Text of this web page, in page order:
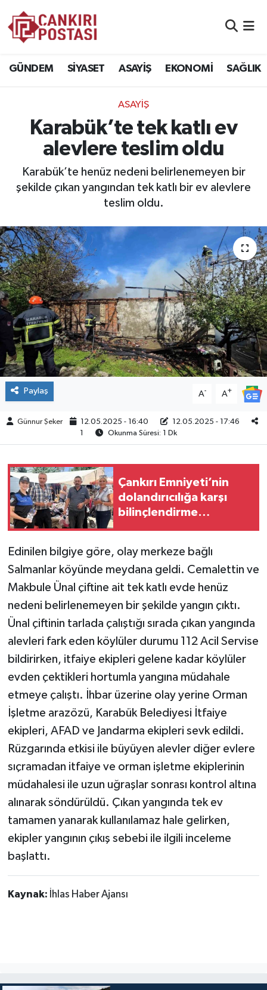
GÜNDEM SİYASET ASAYİŞ EKONOMİ SAĞLIK
ASAYİŞ
Karabük’te tek katlı ev
alevlere teslim oldu
Karabük’te henüz nedeni belirlenemeyen bir
şekilde çıkan yangından tek katlı bir ev alevlere
teslim oldu.
Paylaş A- A+
Günnur Şeker 12.05.2025 - 16:40
12.05.2025 - 17:46
Okunma Süresi: 1 Dk
Çankırı Emniyeti’nin
dolandırıcılığa karşı
bilinçlendirme
Edinilen bilgiye göre, olay merkeze bağlı
Salmanlar köyünde meydana geldi. Cemalettin ve
Makbule Ünal çiftine ait tek katlı evde henüz
nedeni belirlenemeyen bir şekilde yangın çıktı.
Ünal çiftinin tarlada çalıştığı sırada çıkan yangında
alevleri fark eden köylüler durumu 112 Acil Servise
bildirirken, itfaiye ekipleri gelene kadar köylüler
evden çektikleri hortumla yangına müdahale
etmeye çalıştı. İhbar üzerine olay yerine Orman
İşletme arazözü, Karabük Belediyesi İtfaiye
ekipleri, AFAD ve Jandarma ekipleri sevk edildi.
Rüzgarında etkisi ile büyüyen alevler diğer evlere
sıçramadan itfaiye ve orman işletme ekiplerinin
müdahalesi ile uzun uğraşlar sonrası kontrol altına
alınarak söndürüldü. Çıkan yangında tek ev
tamamen yanarak kullanılamaz hale gelirken,
ekipler yangının çıkış sebebi ile ilgili inceleme
başlattı.
Kaynak: İhlas Haber Ajansı
EKONOMİ
SAĞLIK
EĞİTİM
YAŞAM
ÇEVRE
İLÇELER
RESMİ İLANLAR
KÜLTÜR
VEFAT
BİLİM&TEKNOLOJİ
BÖLGE
TÜRKİYE
DÜNYA
Trafik Durumu
Süper Lig Puan Durumu ve Fikstür
Son Dakika Haberleri
Haber Arşivi